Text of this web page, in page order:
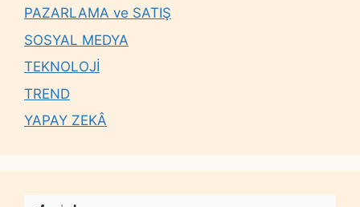
PAZARLAMA ve SATIŞ
SOSYAL MEDYA
TEKNOLOJİ
TREND
YAPAY ZEKÂ